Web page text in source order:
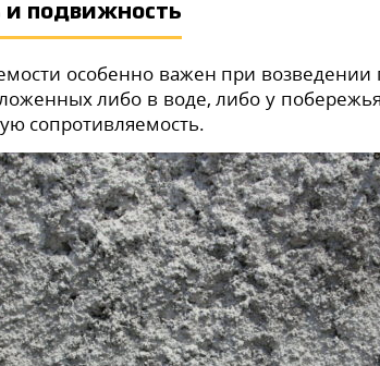
и подвижность
особенно важен при возведении
либо в воде, либо у
сопротивляемость.